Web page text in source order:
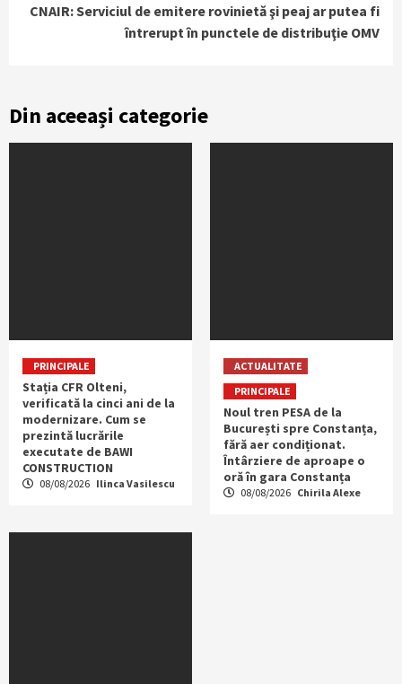
CNAIR: Serviciul de emitere rovinietă şi peaj ar putea fi
întrerupt în punctele de distribuţie OMV
Din aceeași categorie
PRINCIPALE
Stația CFR Olteni,
verificată la cinci ani de la
modernizare. Cum se
prezintă lucrările
executate de BAWI
CONSTRUCTION
08/08/2026 Ilinca Vasilescu
ACTUALITATE
PRINCIPALE
Noul tren PESA de la
București spre Constanța,
fără aer condiționat.
Întârziere de aproape o
oră în gara Constanța
08/08/2026 Chirila Alexe